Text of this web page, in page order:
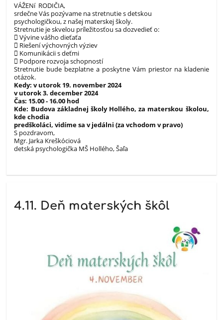
VÁŽENí RODIČIA,
srdečne Vás pozývame na stretnutie s detskou
psychologičkou, z našej materskej školy.
Stretnutie je skvelou príležitosťou sa dozvedieť o:
 Vývine vášho dieťaťa
 Riešení výchovných výziev
 Komunikácii s deťmi
 Podpore rozvoja schopností
Stretnutie bude bezplatne a poskytne Vám priestor na kladenie
otázok.
Kedy: v utorok 19. november 2024
v utorok 3. december 2024
Čas: 15.00 - 16.00 hod
Kde: Budova základnej školy Hollého, za materskou školou,
kde chodia
predškoláci, vidíme sa v jedálni (za vchodom v pravo)
S pozdravom,
Mgr. Jarka Kreškóciová
detská psychologička MŠ Hollého, Šaľa
4.11. Deň materských škôl